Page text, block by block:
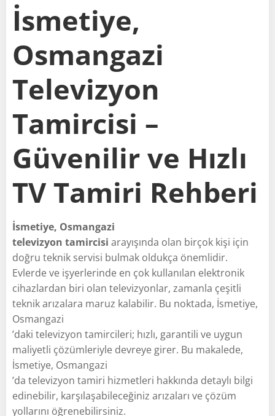
İsmetiye,
Osmangazi
Televizyon
Tamircisi –
Güvenilir ve Hızlı
TV Tamiri Rehberi
İsmetiye, Osmangazi
televizyon tamircisi arayışında olan birçok kişi için
doğru teknik servisi bulmak oldukça önemlidir.
Evlerde ve işyerlerinde en çok kullanılan elektronik
cihazlardan biri olan televizyonlar, zamanla çeşitli
teknik arızalara maruz kalabilir. Bu noktada, İsmetiye,
Osmangazi
’daki televizyon tamircileri; hızlı, garantili ve uygun
maliyetli çözümleriyle devreye girer. Bu makalede,
İsmetiye, Osmangazi
’da televizyon tamiri hizmetleri hakkında detaylı bilgi
edinebilir, karşılaşabileceğiniz arızaları ve çözüm
yollarını öğrenebilirsiniz.